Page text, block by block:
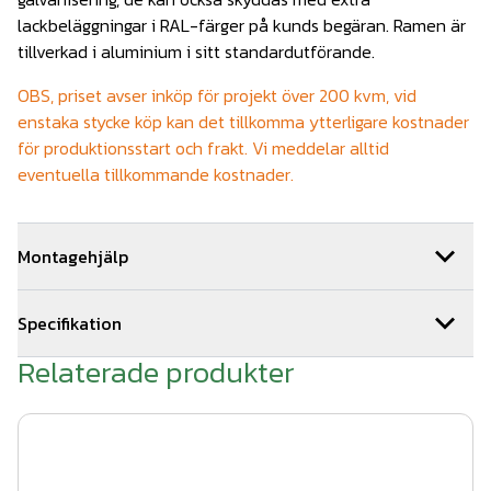
lackbeläggningar i RAL-färger på kunds begäran. Ramen är
tillverkad i aluminium i sitt standardutförande.
OBS, priset avser inköp för projekt över 200 kvm, vid
enstaka stycke köp kan det tillkomma ytterligare kostnader
för produktionsstart och frakt. Vi meddelar alltid
eventuella tillkommande kostnader.
Montagehjälp
ni beställer montage av oss får ni 5 års montage och
materialgaranti. Vi samarbetar med ett brett nätverk av
stängselmontörer och kan hjälpa till med montagearbetet i
stora delar av landet. Hör av er till oss
Specifikation
Storlek sektion: B129 x H1500 x L2960mm
Tjocklek plexiglas: 12mm
Relaterade produkter